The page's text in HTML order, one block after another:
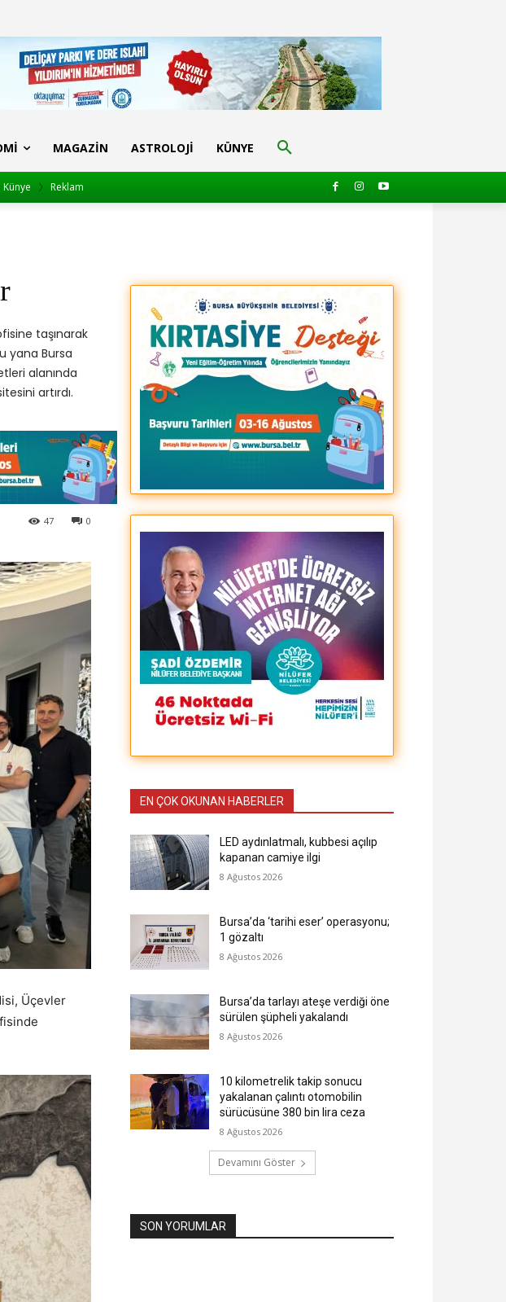
MAGAZIN ASTROLOJI KÜNYE
Künye Reklam
taşınarak
yana Bursa
alanında
artırdı.
0
47
Üçevler
EN ÇOK OKUNAN HABERLER
LED aydınlatmalı, kubbesi açılıp
kapanan camiye ilgi
8 Ağustos 2026
Bursa’da ‘tarihi eser’ operasyonu;
1 gözaltı
8 Ağustos 2026
Bursa’da tarlayı ateşe verdiği öne
sürülen şüpheli yakalandı
8 Ağustos 2026
10 kilometrelik takip sonucu
yakalanan çalıntı otomobilin
sürücüsüne 380 bin lira ceza
8 Ağustos 2026
Devamını Göster
SON YORUMLAR